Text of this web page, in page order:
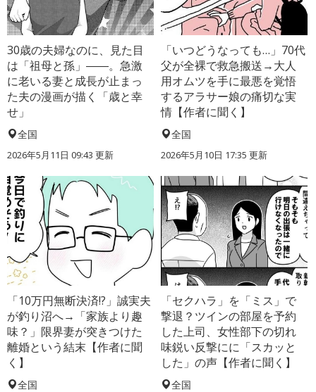
30歳の夫婦なのに、見た目
は「祖母と孫」――。急激
に老いる妻と成長が止まっ
た夫の漫画が描く「歳と幸
せ」
全国
2026年5月11日 09:43 更新
「いつどうなっても…」70代
父が全裸で救急搬送→大人
用オムツを手に最悪を覚悟
するアラサー娘の痛切な実
情【作者に聞く】
全国
2026年5月10日 17:35 更新
「10万円無断決済!?」誠実夫
が釣り沼へ→「家族より趣
味？」限界妻が突きつけた
離婚という結末【作者に聞
く】
全国
「セクハラ」を「ミス」で
撃退？ツインの部屋を予約
した上司、女性部下の切れ
味鋭い反撃にに「スカッと
した」の声【作者に聞く】
全国